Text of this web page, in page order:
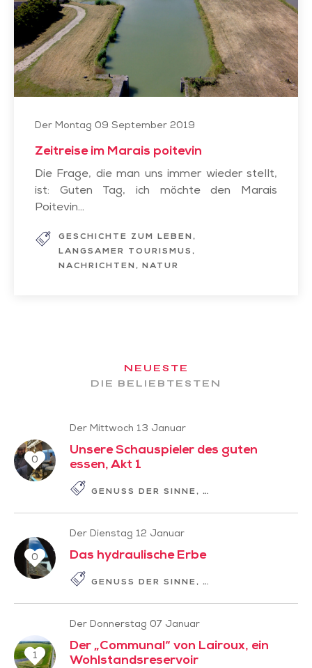
Der Montag 09 September 2019
Zeitreise im Marais poitevin
Die Frage, die man uns immer wieder stellt,
ist: Guten Tag, ich möchte den Marais
Poitevin...
GESCHICHTE ZUM LEBEN
LANGSAMER TOURISMUS
NACHRICHTEN
NATUR
NEUESTE
DIE BELIEBTESTEN
0
Der Mittwoch 13 Januar
Unsere Schauspieler des guten
essen, Akt 1
GENUSS DER SINNE GESCHICHTE ZUM
0
Der Dienstag 12 Januar
Das hydraulische Erbe
GENUSS DER SINNE LANGSAMER
1
Der Donnerstag 07 Januar
Der „Communal“ von Lairoux, ein
Wohlstandsreservoir